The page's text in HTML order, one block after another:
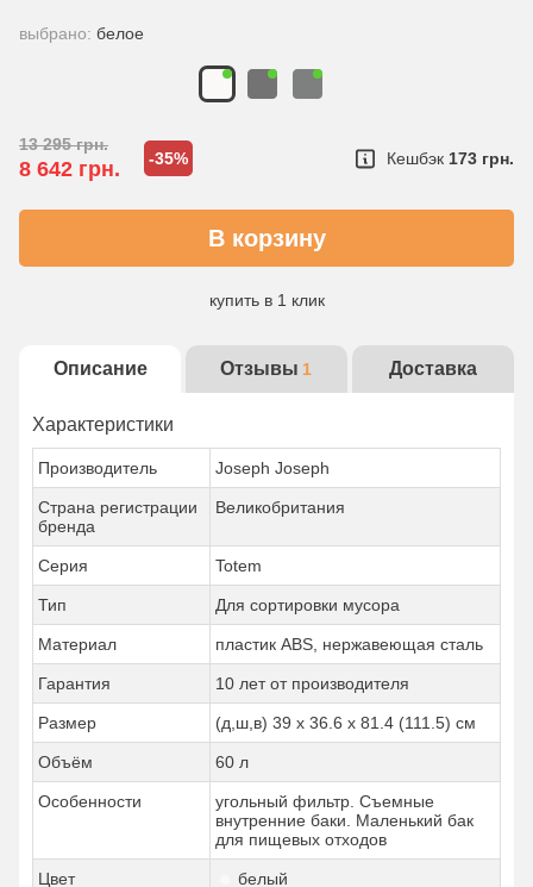
выбрано: белое
13 295грн.
8 642 грн. -35% Кешбэк 173 грн.
купить в 1 клик
Описание Отзывы 1 Доставка
Характеристики
Производитель Joseph Joseph
Страна регистрации
бренда
Великобритания
Серия Totem
Тип Для сортировки мусора
Материал пластик ABS, нержавеющая сталь
Гарантия 10 лет от производителя
Размер (д,ш,в) 39 x 36.6 x 81.4 (111.5) см
Объём 60 л
Особенности
угольный фильтр. Съемные
внутренние баки. Маленький бак
для пищевых отходов
Цвет
белый